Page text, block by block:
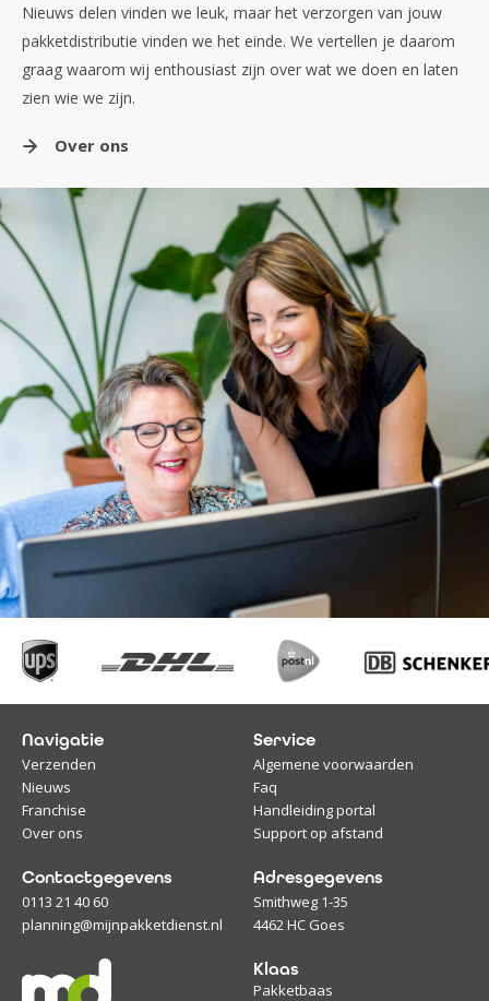
Nieuws delen vinden we leuk, maar het verzorgen van jouw
pakketdistributie vinden we het einde. We vertellen je daarom
graag waarom wij enthousiast zijn over wat we doen en laten
zien wie we zijn.
Over ons
Navigatie
Verzenden
Nieuws
Franchise
Over ons
Service
Algemene voorwaarden
Faq
Handleiding portal
Support op afstand
Contactgegevens
0113 21 40 60
planning@mijnpakketdienst.nl
Adresgegevens
Smithweg 1-35
4462 HC Goes
Klaas
Pakketbaas